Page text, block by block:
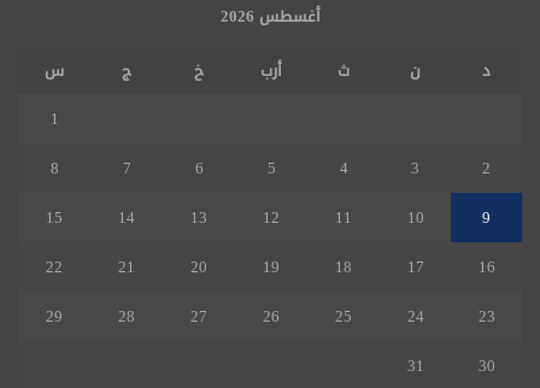
أغسطس 2026
د
ن ث أرب خ ج
س
1
2
3
4
5
6
7
8
9
10
11
12
13
14
15
16
17
18
19
20
21
22
23
24
25
26
27
28
29
30
31